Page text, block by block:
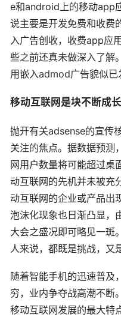
e和android上的移动app
说主要是开发免费和收费
入广告创收，收费app应
些之前还真未做深入了解
用嵌入admod广告貌似已
移动互联网是块不断成
抛开有关adsense的宣传
关注的焦点。据数据预测
网用户数量将可能超过桌
动互联网的先机并未被充
动互联网的企业或产品出
泡沫化现象也日渐凸显，
大会之盛况即可略见一斑
人来说，都既是挑战，又
随着智能手机的迅速普及
穷，业内争夺战高潮不断
移动互联网发展的最大特